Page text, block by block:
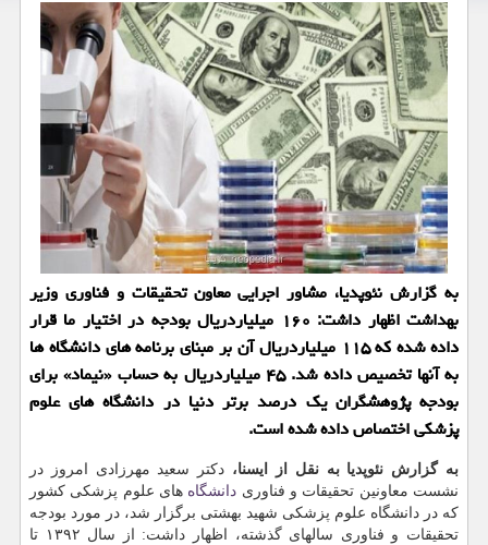
به گزارش نئوپدیا، مشاور اجرایی معاون تحقیقات و فناوری وزیر
بهداشت اظهار داشت: ۱۶۰ میلیاردریال بودجه در اختیار ما قرار
داده شده که ۱۱۵ میلیاردریال آن بر مبنای برنامه های دانشگاه ها
به آنها تخصیص داده شد. ۴۵ میلیاردریال به حساب «نیماد» برای
بودجه پژوهشگران یک درصد برتر دنیا در دانشگاه های علوم
پزشکی اختصاص داده شده است.
به گزارش نئوپدیا به نقل از ایسنا، دکتر سعید مهرزادی امروز در
نشست معاونین تحقیقات و فناوری دانشگاه های علوم پزشکی کشور
که در دانشگاه علوم پزشکی شهید بهشتی برگزار شد، در مورد بودجه
تحقیقات و فناوری سالهای گذشته، اظهار داشت: از سال ۱۳۹۲ تا